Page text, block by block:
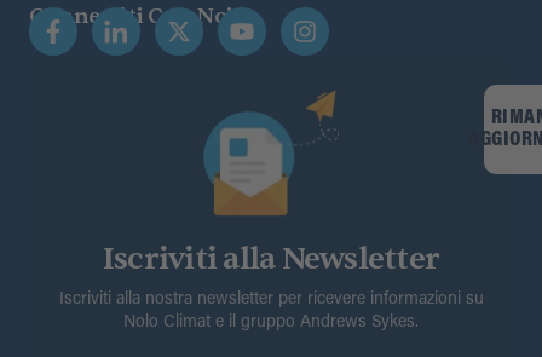
Connettiti Con Noi
Iscriviti alla Newsletter
Iscriviti alla nostra newsletter per ricevere informazioni su
Nolo Climat e il gruppo Andrews Sykes.